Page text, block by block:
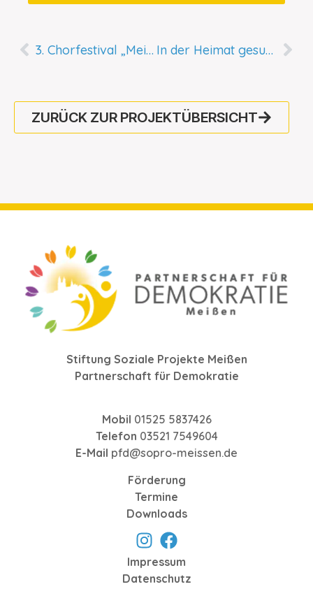
3. Chorfestival „Meißen klingt nach Demokratie“ In der Heimat gesund leben und Naturressourcen schonen im Internationalen Garten
ZURÜCK ZUR PROJEKTÜBERSICHT
Stiftung Soziale Projekte Meißen
Partnerschaft für Demokratie
Mobil 01525 5837426
Telefon 03521 7549604
E-Mail pfd@sopro-meissen.de
Förderung
Termine
Downloads
Impressum
Datenschutz